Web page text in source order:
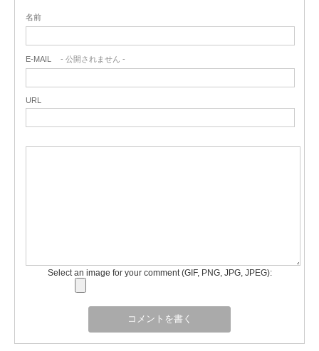
名前
E-MAIL - 公開されません -
URL
Select an image for your comment (GIF, PNG, JPG, JPEG):